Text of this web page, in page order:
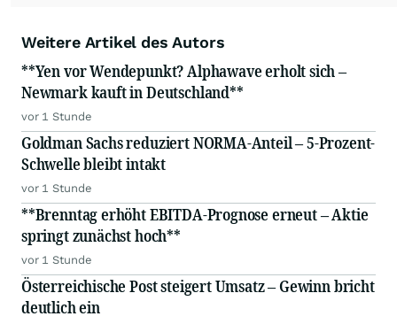
Weitere Artikel des Autors
**Yen vor Wendepunkt? Alphawave erholt sich –
Newmark kauft in Deutschland**
vor 1 Stunde
Goldman Sachs reduziert NORMA-Anteil – 5-Prozent-
Schwelle bleibt intakt
vor 1 Stunde
**Brenntag erhöht EBITDA-Prognose erneut – Aktie
springt zunächst hoch**
vor 1 Stunde
Österreichische Post steigert Umsatz – Gewinn bricht
deutlich ein